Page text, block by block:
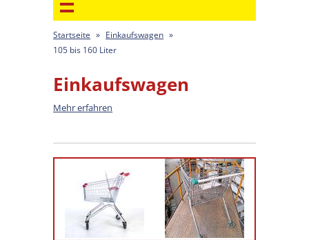
Startseite » Einkaufswagen »
105 bis 160 Liter
Einkaufswagen
Mehr erfahren